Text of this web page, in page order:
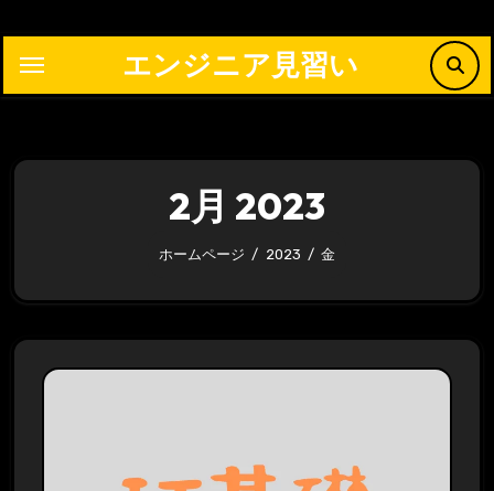
ッ
エンジニア見習い
2月 2023
ホームページ 2023 金